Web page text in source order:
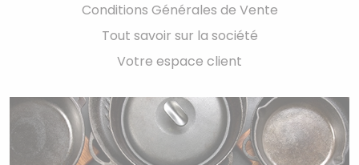
Conditions Générales de Vente
Tout savoir sur la société
Votre espace client